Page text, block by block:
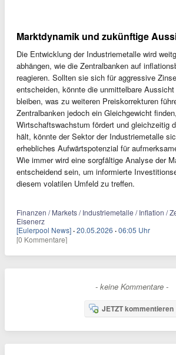
Marktdynamik und zukünftige
Die Entwicklung der Industriemetalle wird
abhängen, wie die Zentralbanken auf
reagieren. Sollten sie sich für aggressive
entscheiden, könnte die unmittelbare
bleiben, was zu weiteren Preiskorrekturen
Zentralbanken jedoch ein Gleichgewicht
Wirtschaftswachstum fördert und gleichzeitig
hält, könnte der Sektor der Industriemetalle
erhebliches Aufwärtspotenzial für
Wie immer wird eine sorgfältige Analyse der
entscheidend sein, um informierte
diesem volatilen Umfeld zu treffen.
Finanzen / Markets / Industriemetalle / Inflation /
Eisenerz
[Eulerpool News] ·20.05.2026 ·06:05 Uhr
[0 Kommentare]
- keine Kommentare -
JETZT kommentieren